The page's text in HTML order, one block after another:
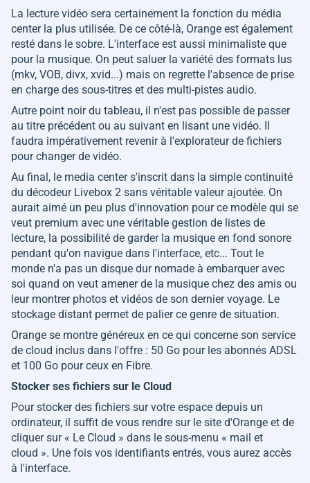
La lecture vidéo sera certainement la fonction du média
center la plus utilisée. De ce côté-là, Orange est également
resté dans le sobre. L'interface est aussi minimaliste que
pour la musique. On peut saluer la variété des formats lus
(mkv, VOB, divx, xvid...) mais on regrette l'absence de prise
en charge des sous-titres et des multi-pistes audio.
Autre point noir du tableau, il n'est pas possible de passer
au titre précédent ou au suivant en lisant une vidéo. Il
faudra impérativement revenir à l'explorateur de fichiers
pour changer de vidéo.
Au final, le media center s'inscrit dans la simple continuité
du décodeur Livebox 2 sans véritable valeur ajoutée. On
aurait aimé un peu plus d'innovation pour ce modèle qui se
veut premium avec une véritable gestion de listes de
lecture, la possibilité de garder la musique en fond sonore
pendant qu'on navigue dans l'interface, etc... Tout le
monde n'a pas un disque dur nomade à embarquer avec
soi quand on veut amener de la musique chez des amis ou
leur montrer photos et vidéos de son dernier voyage. Le
stockage distant permet de palier ce genre de situation.
Orange se montre généreux en ce qui concerne son service
de cloud inclus dans l'offre : 50 Go pour les abonnés ADSL
et 100 Go pour ceux en Fibre.
Stocker ses fichiers sur le Cloud
Pour stocker des fichiers sur votre espace depuis un
ordinateur, il suffit de vous rendre sur le site d'Orange et de
cliquer sur « Le Cloud » dans le sous-menu « mail et
cloud ». Une fois vos identifiants entrés, vous aurez accès
à l'interface.